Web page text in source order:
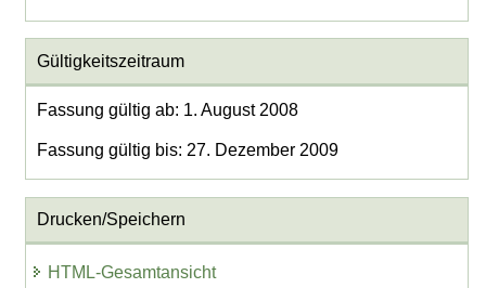
Gültigkeitszeitraum
Fassung gültig ab: 1. August 2008
Fassung gültig bis: 27. Dezember 2009
Drucken/Speichern
HTML-Gesamtansicht